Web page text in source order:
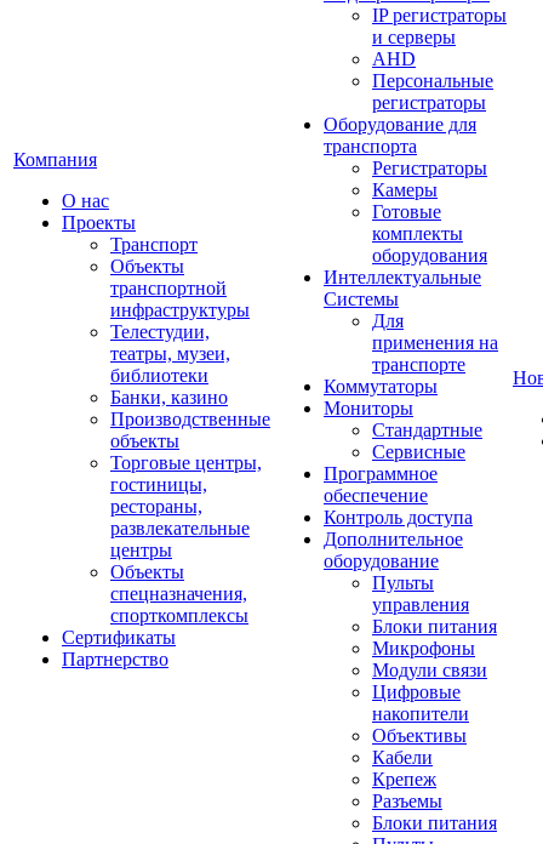
Компания
О нас
Проекты
Транспорт
Объекты
транспортной
инфраструктуры
Телестудии,
театры, музеи,
библиотеки
Банки, казино
Производственные
объекты
Торговые центры,
гостиницы,
рестораны,
развлекательные
центры
Объекты
спецназначения,
спорткомплексы
Сертификаты
Партнерство
IP регистраторы
и серверы
AHD
Персональные
регистраторы
Оборудование для
транспорта
Регистраторы
Камеры
Готовые
комплекты
оборудования
Интеллектуальные
Системы
Для
применения на
транспорте
Коммутаторы
Мониторы
Стандартные
Сервисные
Программное
обеспечение
Контроль доступа
Дополнительное
оборудование
Пульты
управления
Блоки питания
Микрофоны
Модули связи
Цифровые
накопители
Объективы
Кабели
Крепеж
Разъемы
Блоки питания